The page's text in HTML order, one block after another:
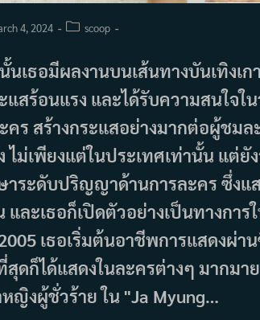
4, 2024
Postscoop
เธอมีผลงานบนเส้นทางบันเทิงเ
แสร้อนแรง และได้รับความสนใจใ
ร สร้างกระแสอย่างมากต่อผู้ชมล
ไม่เพียงแต่ในประเทศเท่านั้น แต่
าระดับปริญญาด้านการละคร ซึ่งแ
และเธอก็เปิดตัวอย่างเป็นทางกา
เธอเริ่มต้นอาชีพการแสดงผ่า
สุดก็ได้แสดงในละครต่างๆ มากมา
ญิงผู้ชั่วร้าย ใน "Ja Myung…